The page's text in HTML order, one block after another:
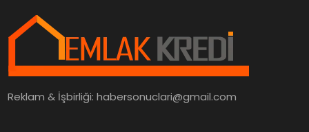
Reklam & İşbirliği:habersonuclari@gmail.com